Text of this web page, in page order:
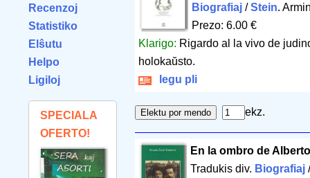
Recenzoj
Statistiko
Elŝutu
Helpo
Ligiloj
SPECIALA
OFERTO!
Biografiaj/Stein.
Prezo: 6.00 €
Klarigo: Rigardo al la vivo de
holokaŭsto.
legu pli
ekz.
En la ombro de
Tradukis div. Biografiaj